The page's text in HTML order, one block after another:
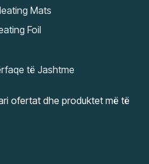
Mats
Foil
të Jashtme
ofertat dhe produktet më të